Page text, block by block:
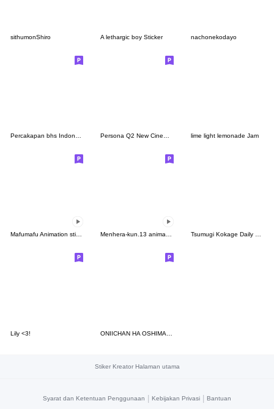
sithumonShiro A lethargic boy Sticker nachonekodayo
lime light lemonade Jam
Mafumafu Animation sticker (cat) Menhera-kun.13 animation Tsumugi Kokage Daily Life Stickers.
Lily <3!
Stiker Kreator Halaman utama
Syarat dan Ketentuan Penggunaan | Kebijakan Privasi | Bantuan